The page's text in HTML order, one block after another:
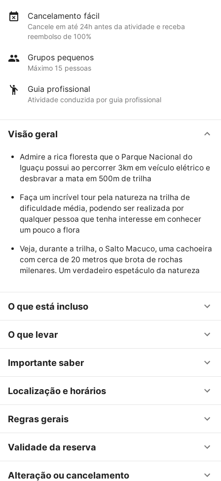
Cancelamento fácil
Cancele em até 24h antes da atividade e receba
reembolso de 100%
Grupos pequenos
Máximo 15 pessoas
Guia profissional
Atividade conduzida por guia profissional
Visão geral
Admire a rica floresta que o Parque Nacional do
Iguaçu possui ao percorrer 3km em veículo elétrico e
desbravar a mata em 500m de trilha
Faça um incrível tour pela natureza na trilha de
dificuldade média, podendo ser realizada por
qualquer pessoa que tenha interesse em conhecer
um pouco a flora
Veja, durante a trilha, o Salto Macuco, uma cachoeira
com cerca de 20 metros que brota de rochas
milenares. Um verdadeiro espetáculo da natureza
O que está incluso
O que levar
Importante saber
Localização e horários
Regras gerais
Validade da reserva
Alteração ou cancelamento